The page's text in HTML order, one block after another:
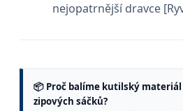
nejopatrnější dravce
📦 Proč balíme kutilský
zipových sáčků?